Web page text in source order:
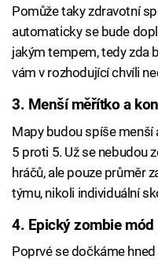
Pomůže taky zdravotní
automaticky se bude
jakým tempem, tedy zda
vám v rozhodující chvíli
3. Menší měřítko a
Mapy budou spíše menší
5 proti 5. Už se nebudou
hráčů, ale pouze průměr
týmu, nikoli individuální
4. Epický zombie mód
Poprvé se dočkáme